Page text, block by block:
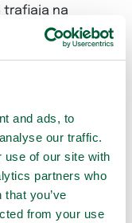
and ads, to
our traffic.
use of our site with
partners who
you’ve
from your use
trafiają na
lub z
obszary, w
podstawie
z tych plików
ale
naszej